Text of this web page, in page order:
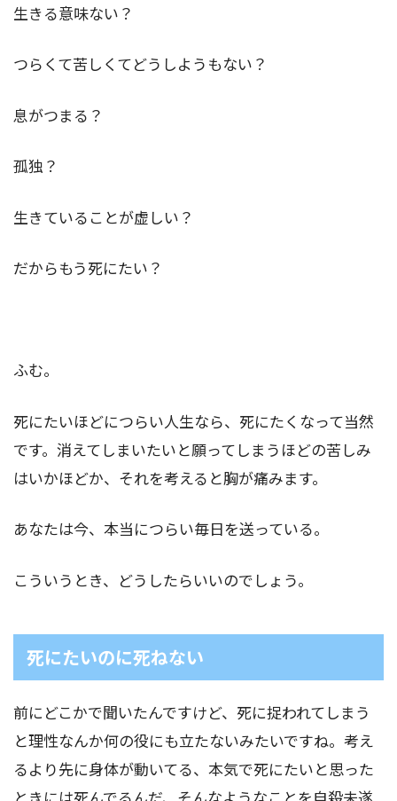
生きる意味ない？
つらくて苦しくてどうしようもない？
息がつまる？
孤独？
生きていることが虚しい？
だからもう死にたい？
ふむ。
死にたいほどにつらい人生なら、死にたくなって当然
です。消えてしまいたいと願ってしまうほどの苦しみ
はいかほどか、それを考えると胸が痛みます。
あなたは今、本当につらい毎日を送っている。
こういうとき、どうしたらいいのでしょう。
死にたいのに死ねない
前にどこかで聞いたんですけど、死に捉われてしまう
と理性なんか何の役にも立たないみたいですね。考え
るより先に身体が動いてる、本気で死にたいと思った